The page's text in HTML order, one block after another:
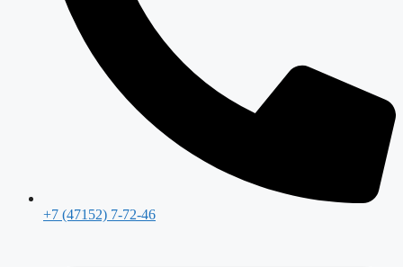
+7 (47152) 7-72-46